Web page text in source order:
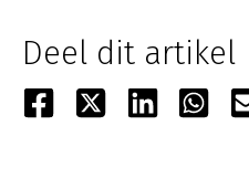
Deel dit artikel